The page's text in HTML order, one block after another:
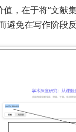
，在于将“文献
避免在写作阶段反